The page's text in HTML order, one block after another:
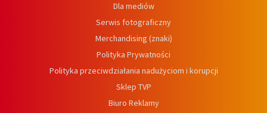
Dla mediów
Serwis fotograficzny
Merchandising (znaki)
Polityka Prywatności
Polityka przeciwdziałania nadużyciom i korupcji
Sklep TVP
Biuro Reklamy